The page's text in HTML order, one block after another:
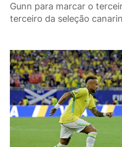
Gunn para marcar o
terceiro da seleção